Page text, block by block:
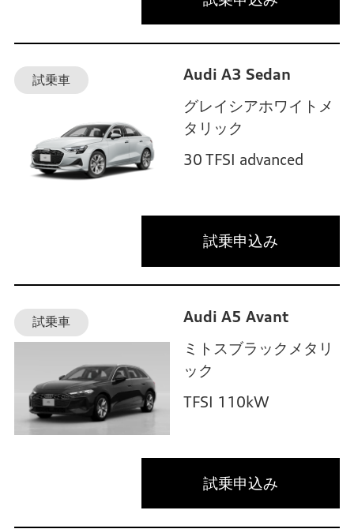
試乗車
Audi A3 Sedan
グレイシアホワイトメ
タリック
30 TFSI advanced
試乗申込み
試乗車
Audi A5 Avant
ミトスブラックメタリ
ック
TFSI 110kW
試乗申込み